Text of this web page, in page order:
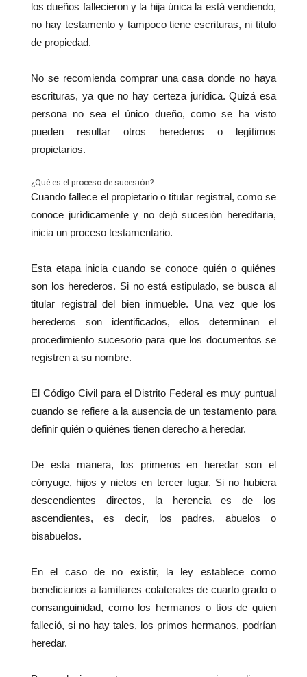
los dueños fallecieron y la hija única la está vendiendo,
no hay testamento y tampoco tiene escrituras, ni titulo
de propiedad.
No se recomienda comprar una casa donde no haya
escrituras, ya que no hay certeza jurídica. Quizá esa
persona no sea el único dueño, como se ha visto
pueden resultar otros herederos o legítimos
propietarios.
¿Qué es el proceso de sucesión?
Cuando fallece el propietario o titular registral, como se
conoce jurídicamente y no dejó sucesión hereditaria,
inicia un proceso testamentario.
Esta etapa inicia cuando se conoce quién o quiénes
son los herederos. Si no está estipulado, se busca al
titular registral del bien inmueble. Una vez que los
herederos son identificados, ellos determinan el
procedimiento sucesorio para que los documentos se
registren a su nombre.
El Código Civil para el Distrito Federal es muy puntual
cuando se refiere a la ausencia de un testamento para
definir quién o quiénes tienen derecho a heredar.
De esta manera, los primeros en heredar son el
cónyuge, hijos y nietos en tercer lugar. Si no hubiera
descendientes directos, la herencia es de los
ascendientes, es decir, los padres, abuelos o
bisabuelos.
En el caso de no existir, la ley establece como
beneficiarios a familiares colaterales de cuarto grado o
consanguinidad, como los hermanos o tíos de quien
falleció, si no hay tales, los primos hermanos, podrían
heredar.